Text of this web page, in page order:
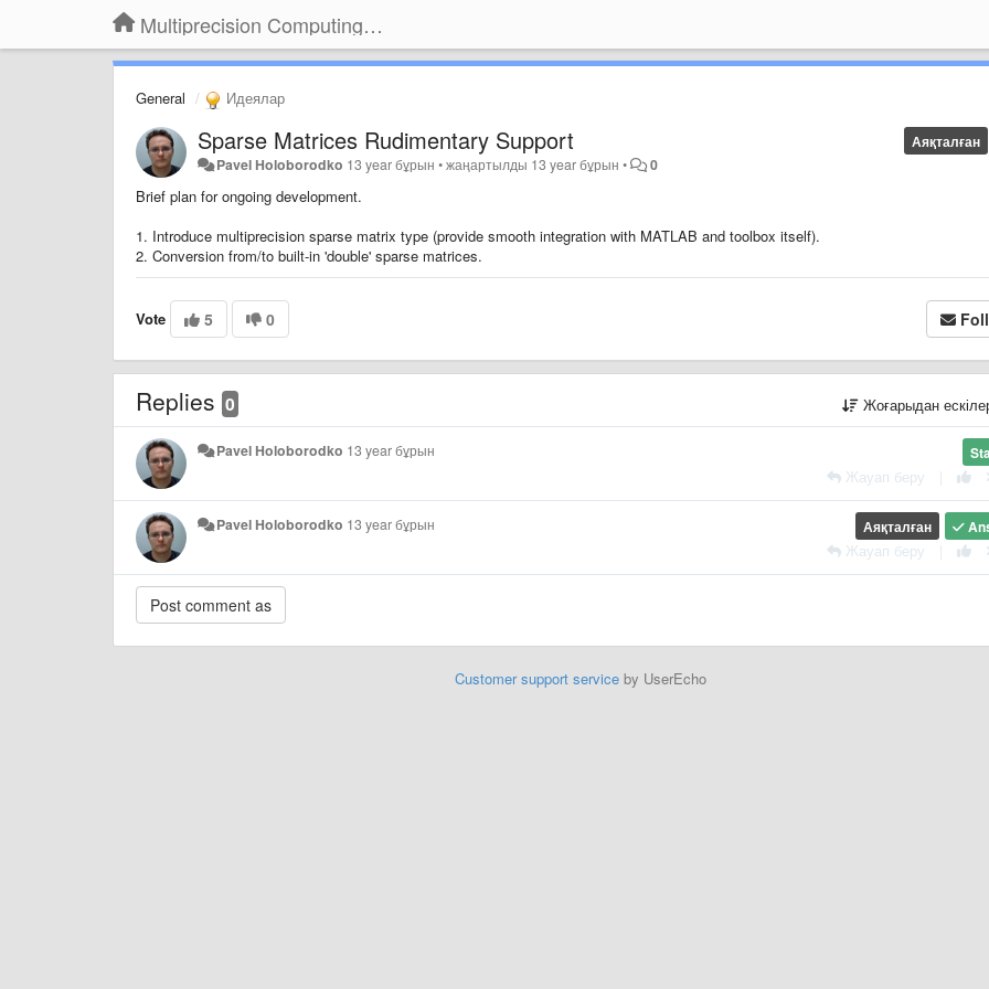
Multiprecision Computing Toolbox for MATLAB
General Идеялар
Аяқталған
Sparse Matrices Rudimentary Support
Pavel Holoborodko 13 year бұрын •жаңартылды 13 year бұрын • 0
Brief plan for ongoing development.
1. Introduce multiprecision sparse matrix type (provide smooth integration with MATLAB and toolbox itself).
2. Conversion from/to built-in 'double' sparse matrices.
Vote 5 0
Replies 0 Жоғарыдан
Pavel Holoborodko 13 year бұрын
Жауап беру
Аяқталған
Pavel Holoborodko 13 year бұрын
Жауап беру
Customer support serviceby UserEcho